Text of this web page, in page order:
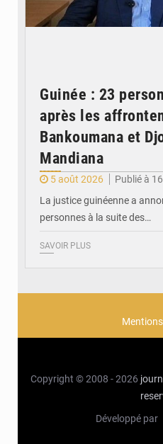
Guinée : 23
après les
Bankoumana et
Mandiana
5 août 2026
Publié à
La justice guinéenne a
personnes à la suite des…
SAVOIR PLUS
Copyright © 2008 - 2026
Développé par